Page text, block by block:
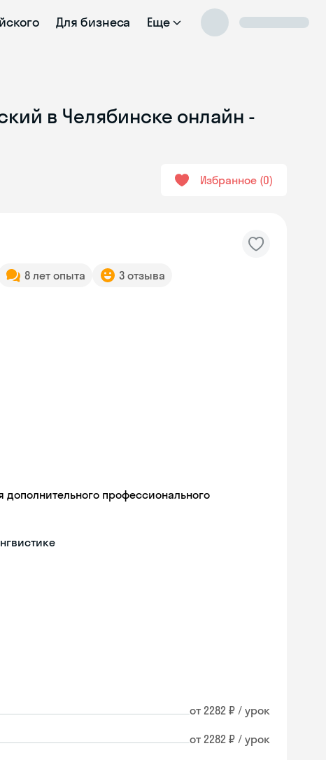
Для бизнеса Еще
в Челябинске онлайн -
Избранное 0
8 лет опыта 3 отзыва
профессионального
от 2282 ₽ / урок
от 2282 ₽ / урок